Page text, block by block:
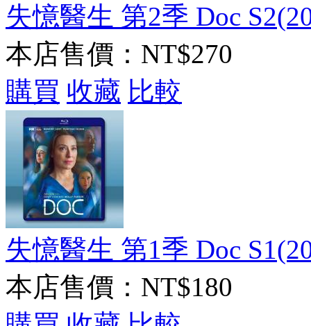
失憶醫生 第2季 Doc
本店售價： NT$270
購買 收藏 比較
失憶醫生 第1季 Doc
本店售價： NT$180